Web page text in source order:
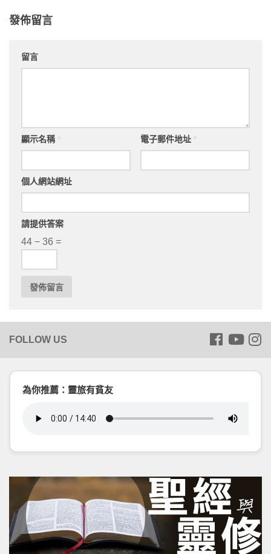
發佈留言
留言
顯示名稱 電子郵件地址
個人網站網址
請提供答案
44 − 36 =
為你推薦：靈旅有貧友